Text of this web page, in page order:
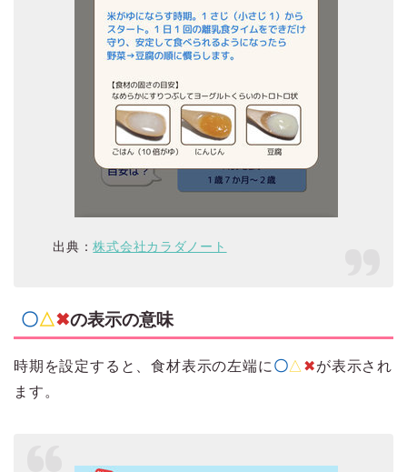
出典：株式会社カラダノート
〇△✖︎の表示の意味
時期を設定すると、食材表示の左端に 〇△ ✖︎が表示され
ます。